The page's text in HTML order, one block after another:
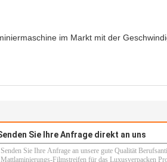
im Markt mit der
Sie Ihre Anfrage direkt an uns